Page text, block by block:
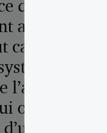
du
des
calibre qui
les
ont participé